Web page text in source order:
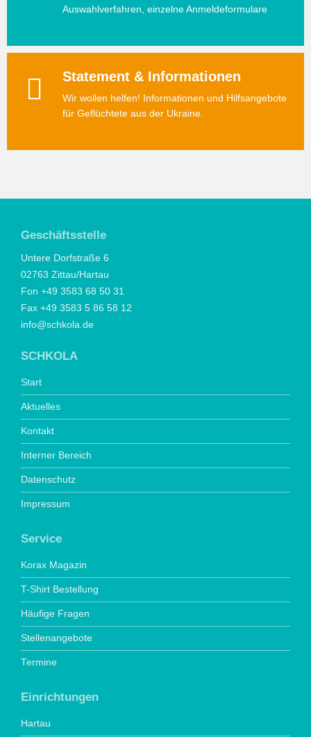
Auswahlverfahren, einzelne Anmeldeformulare
Statement & Informationen
Wir wollen helfen! Informationen und Hilfsangebote
für Geflüchtete aus der Ukraine.
Geschäftsstelle
Untere Dorfstraße 6
02763 Zittau/Hartau
Fon +49 3583 68 50 31
Fax +49 3583 5 86 58 12
info@schkola.de
SCHKOLA
Start
Aktuelles
Kontakt
Interner Bereich
Datenschutz
Impressum
Service
Korax Magazin
T-Shirt Bestellung
Häufige Fragen
Stellenangebote
Termine
Einrichtungen
Hartau